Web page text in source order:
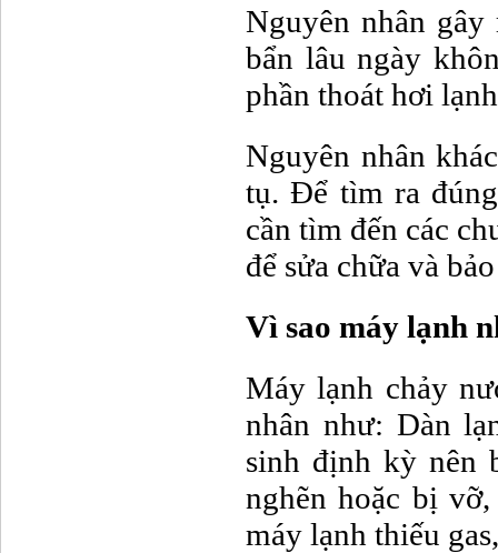
Nguyên nhân
bẩn lâu ngày
phần thoát hơi
Nguyên nhân
tụ. Để tìm ra
cần tìm đến các
để sửa chữa và
Vì sao máy lạnh
Máy lạnh chảy
nhân như: Dàn
sinh định kỳ nên
nghẽn hoặc bị
máy lạnh thiếu